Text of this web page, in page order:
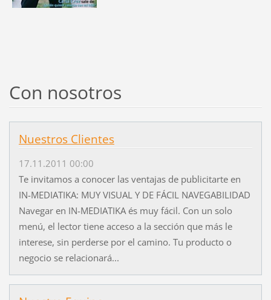
Con nosotros
Nuestros Clientes
17.11.2011 00:00
Te invitamos a conocer las ventajas de publicitarte en
IN-MEDIATIKA: MUY VISUAL Y DE FÁCIL NAVEGABILIDAD
Navegar en IN-MEDIATIKA és muy fácil. Con un solo
menú, el lector tiene acceso a la sección que más le
interese, sin perderse por el camino. Tu producto o
negocio se relacionará...